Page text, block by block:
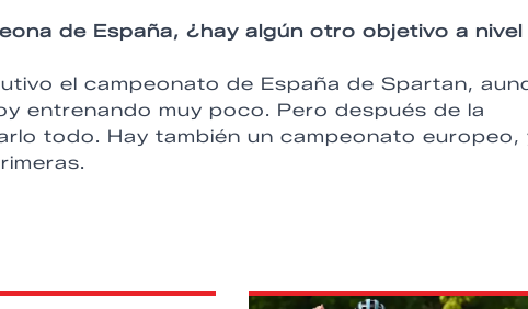
de España, ¿hay algún otro objetivo a nivel
el campeonato de España de Spartan,
entrenando muy poco. Pero después de la
todo. Hay también un campeonato europeo,